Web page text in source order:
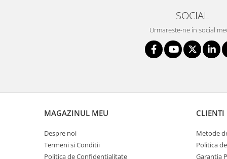
SOCIAL
Urmareste-ne in social
MAGAZINUL MEU
Despre noi
Termeni si Conditii
Politica de Confidentialitate
CLIENTI
Metode
Politica
Garantia